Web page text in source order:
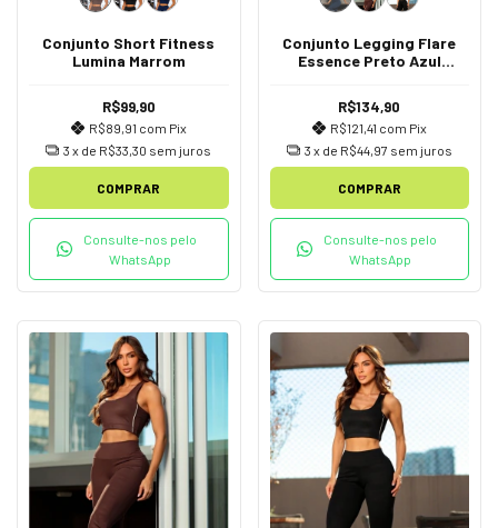
Conjunto Short Fitness
Lumina Marrom
R$99,90
R$89,91 com Pix
3 x de R$33,30 sem juros
COMPRAR
Consulte-nos pelo
WhatsApp
Conjunto Legging Flare
Essence Preto Azul
R$134,90
R$121,41 com Pix
3 x de R$44,97 sem juros
COMPRAR
Consulte-nos pelo
WhatsApp